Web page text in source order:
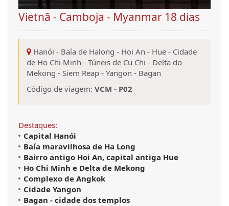
Vietnã - Camboja - Myanmar 18 dias
Hanói - Baía de Halong - Hoi An - Hue - Cidade
de Ho Chi Minh - Túneis de Cu Chi - Delta do
Mekong - Siem Reap - Yangon - Bagan
Código de viagem: VCM - P02
Destaques:
Capital Hanói
Baía maravilhosa de Ha Long
Bairro antigo Hoi An, capital antiga Hue
Ho Chi Minh e Delta de Mekong
Complexo de Angkok
Cidade Yangon
Bagan - cidade dos templos